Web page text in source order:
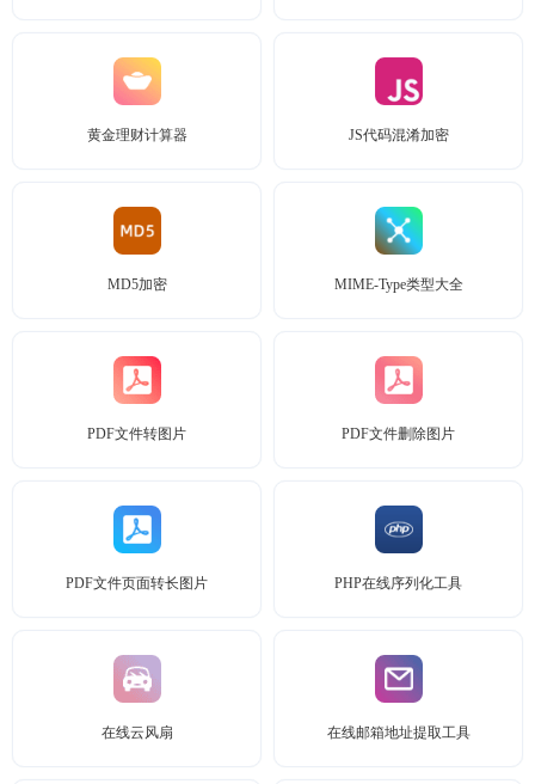
黄金理财计算器 JS代码混淆加密
MD5加密 MIME-Type类型大全
PDF文件转图片 PDF文件删除图片
PDF文件页面转长图片 PHP在线序列化工具
在线云风扇 在线邮箱地址提取工具